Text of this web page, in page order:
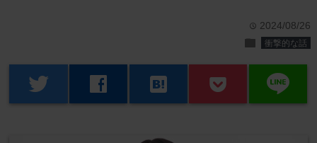
time 2024/08/26
folder 衝撃的な話
twitter facebook hatenabookmark line